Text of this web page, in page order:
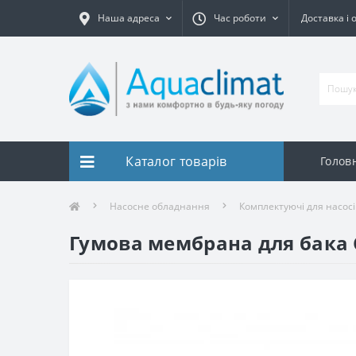
Наша адреса Час роботи Доставка і
Каталог товарів
Насосне обладнання Комплектуючі для
Гумова мембрана для бака